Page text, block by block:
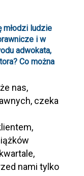
młodzi ludzie
i w
adwokata,
Co można
nas,
czeka
nami tylko